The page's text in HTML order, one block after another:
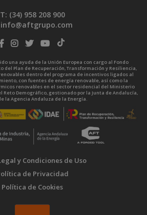
T: (34) 958 208 900
info@aftgrupo.com
una ayuda de la Unión Europea con cargo al Fondo
del Plan de Recuperación, Transformación y Resiliencia,
dentro del programa de incentivos ligados al
con fuentes de energía renovable, así como la
renovables en el sector residencial del Ministerio
Reto Demográfico, gestionado por la Junta de Andalucía,
la Agencia Andaluza de la Energía.
y Condiciones de Uso
de Privacidad
Política de Cookies